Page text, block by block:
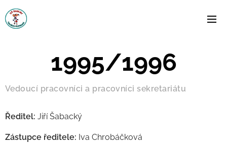
1995/1996
Vedoucí pracovníci a pracovníci sekretariátu
Ředitel: Jiří Šabacký
Zástupce ředitele: Iva Chrobáčková